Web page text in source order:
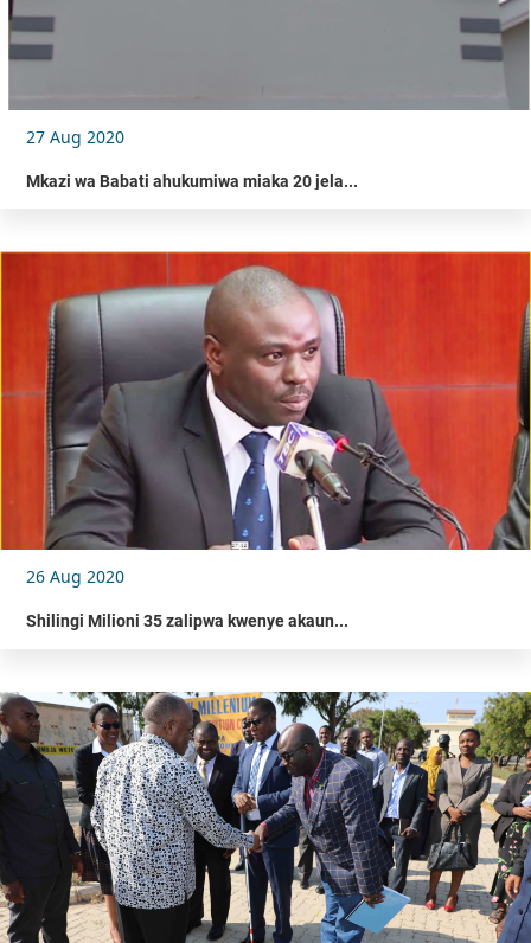
27 Aug 2020
Mkazi wa Babati ahukumiwa miaka 20 jela...
26 Aug 2020
Shilingi Milioni 35 zalipwa kwenye akaun...